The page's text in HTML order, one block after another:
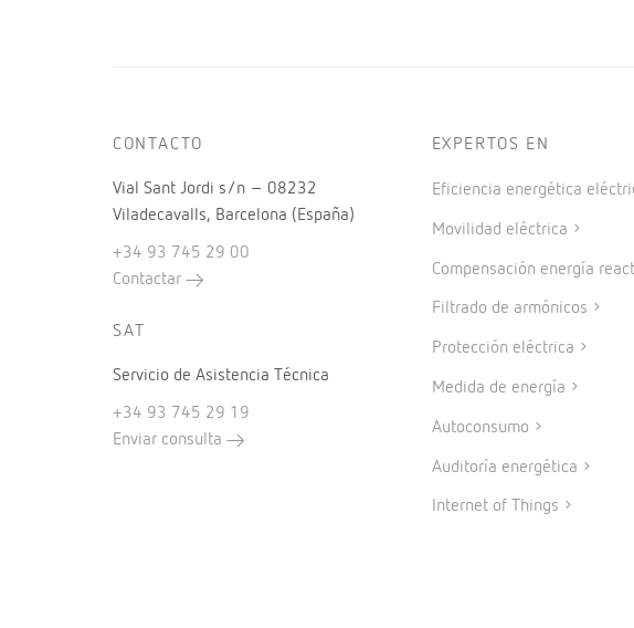
CONTACTO
Vial Sant Jordi s/n – 08232
Viladecavalls, Barcelona (España)
+34 93 745 29 00
Contactar
SAT
Servicio de Asistencia Técnica
+34 93 745 29 19
Enviar consulta
EXPERTOS EN
Eficiencia energética
Movilidad eléctrica
Compensación energía
Filtrado de armónicos
Protección eléctrica
Medida de energía
Autoconsumo
Auditoría energética
Internet of Things